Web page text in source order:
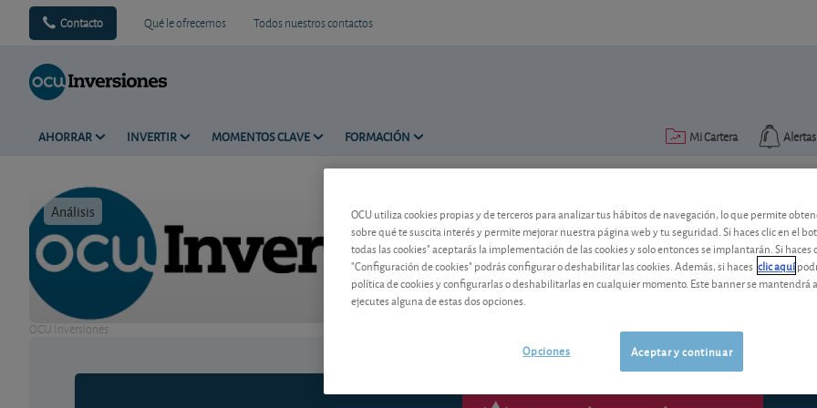
Contacto Qué le ofrecemos Todos nuestros contactos
AHORRAR INVERTIR MOMENTOS CLAVE FORMACIÓN Alertas
Mi Cartera
Análisis Tiempo de lectura: 1 min.
OCU Inversiones
Abengoa: acuerdo con los
La compañía española llega a un
OCU utiliza cookies propias y de terceros para analizar tus hábitos de navegación, lo que permite
sobre qué te suscita interés y permite mejorar nuestra página web y tu seguridad. Si haces clic en el
todas las cookies" aceptarás la implementación de las cookies y solo entonces se implantarán. Si haces
"Configuración de cookies" podrás configurar o deshabilitar las cookies. Además, si haces clic aquí
política de cookies y configurarlas o deshabilitarlas en cualquier momento. Este banner se mantendrá
ejecutes alguna de estas dos opciones.
Aceptar y continuar
Opciones